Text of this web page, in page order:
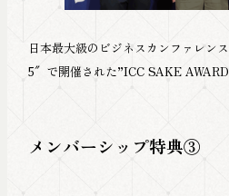
日本最大級のビジネスカンファレン
5″で開催された”ICC SAKE
メンバーシップ特典③